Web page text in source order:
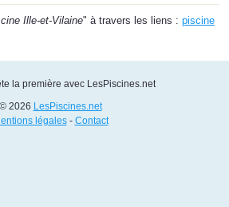
Ille-et-Vilaine" à travers les liens : piscine
la première avec LesPiscines.net
© 2026 LesPiscines.net
légales- Contact